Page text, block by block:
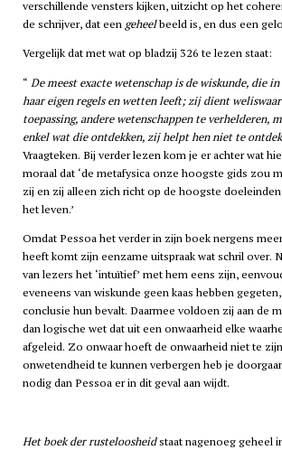
verschillende vensters kijken, uitzicht op het
de schrijver, dat een geheelbeeld is, en dus een
Vergelijk dat met wat op bladzij 326 te lezen staat:
De meest exacte wetenschap is de wiskunde, die
haar eigen regels en wetten leeft; zij dient
toepassing, andere wetenschappen te verhelderen,
enkel wat die ontdekken, zij helpt hen niet te
Vraagteken. Bij verder lezen kom je er achter wat
moraal dat ‘de metafysica onze hoogste gids zou
zij en zij alleen zich richt op de hoogste doeleinden
het leven.’
Omdat Pessoa het verder in zijn boek nergens
heeft komt zijn eenzame uitspraak wat schril over.
van lezers het ‘intuïtief’ met hem eens zijn,
eveneens van wiskunde geen kaas hebben
conclusie hun bevalt. Daarmee voldoen zij aan de
dan logische wet dat uit een onwaarheid elke
afgeleid. Zo onwaar hoeft de onwaarheid niet te
onwetendheid te kunnen verbergen heb je
nodig dan Pessoa er in dit geval aan wijdt.
Het boek der rusteloosheidstaat nagenoeg geheel